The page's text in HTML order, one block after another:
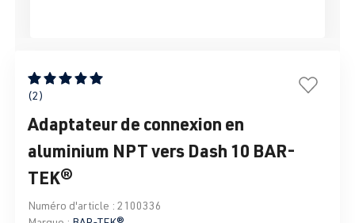
Note moyenne de 5 sur 5 étoiles
(2)
Adaptateur de connexion en
aluminium NPT vers Dash 10 BAR-
TEK®
Numéro d'article : 2100336